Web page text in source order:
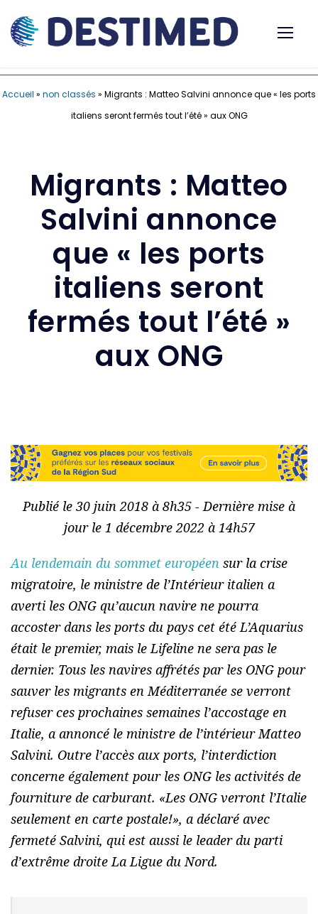
Accueil » non classés » Migrants : Matteo Salvini annonce que « les ports
italiens seront fermés tout l’été » aux ONG
Migrants : Matteo
Salvini annonce
que « les ports
italiens seront
fermés tout l’été »
aux ONG
Publié le 30 juin 2018 à 8h35 - Dernière mise à
jour le 1 décembre 2022 à 14h57
Au lendemain du sommet européen sur la crise
migratoire, le ministre de l’Intérieur italien a
averti les ONG qu’aucun navire ne pourra
accoster dans les ports du pays cet été L’Aquarius
était le premier, mais le Lifeline ne sera pas le
dernier. Tous les navires affrétés par les ONG pour
sauver les migrants en Méditerranée se verront
refuser ces prochaines semaines l’accostage en
Italie, a annoncé le ministre de l’intérieur Matteo
Salvini. Outre l’accès aux ports, l’interdiction
concerne également pour les ONG les activités de
fourniture de carburant. «Les ONG verront l’Italie
seulement en carte postale!», a déclaré avec
fermeté Salvini, qui est aussi le leader du parti
d’extrême droite La Ligue du Nord.